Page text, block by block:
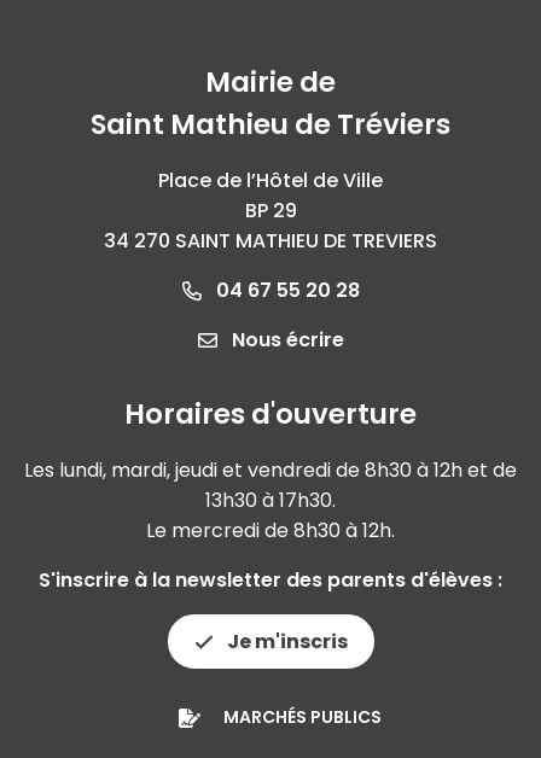
Mairie de
Saint Mathieu de Tréviers
Place de l’Hôtel de Ville
BP 29
34 270 SAINT MATHIEU DE TREVIERS
04 67 55 20 28
Nous écrire
Horaires d'ouverture
Les lundi, mardi, jeudi et vendredi de 8h30 à 12h et de
13h30 à 17h30.
Le mercredi de 8h30 à 12h.
S'inscrire à la newsletter des parents d'élèves :
Je m'inscris
MARCHÉS PUBLICS